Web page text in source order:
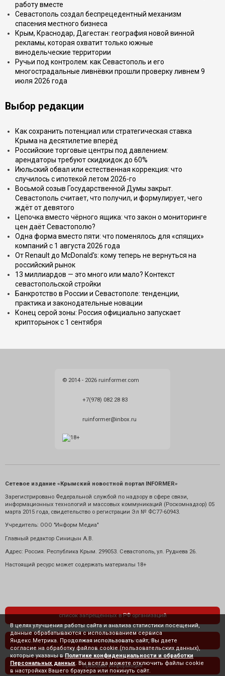
работу вместе
Севастополь создал беспрецедентный механизм
спасения местного бизнеса
Крым, Краснодар, Дагестан: география новой винной
рекламы, которая охватит только южные
винодельческие территории
Ручьи под контролем: как Севастополь и его
многострадальные ливнёвки прошли проверку ливнем 9
июля 2026 года
Выбор редакции
Как сохранить потенциал или стратегическая ставка
Крыма на десятилетие вперёд
Российские торговые центры под давлением:
арендаторы требуют скидкидок до 60%
Июльский обвал или естественная коррекция: что
случилось с ипотекой летом 2026-го
Восьмой созыв Государственной Думы закрыт.
Севастополь считает, что получил, и формулирует, чего
ждёт от девятого
Цепочка вместо чёрного ящика: что закон о мониторинге
цен даёт Севастополю?
Одна форма вместо пяти: что поменялось для «спящих»
компаний с 1 августа 2026 года
От Renault до McDonald's: кому теперь не вернуться на
российский рынок
13 миллиардов — это много или мало? Контекст
севастопольской стройки
Банкротство в России и Севастополе: тенденции,
практика и законодательные новации
Конец серой зоны: Россия официально запускает
крипторынок с 1 сентября
© 2014 - 2026 ruinformer.com
+7(978) 082 28 83
ruinformer@inbox.ru
Сетевое издание «Крымский новостной портал INFORMER»
Зарегистрировано Федеральной службой по надзору в сфере связи,
информационных технологий и массовых коммуникаций (Роскомнадзор) 05
марта 2015 года, свидетельство о регистрации Эл № ФС77-60943.
Учредитель: ООО "Информ Медиа"
Главный редактор Синицын А.В.
Адрес: Россия. Республика Крым. 299053. Севастополь, ул. Руднева 26.
Настоящий ресурс может содержать материалы 18+
список запрещенных в РФ организаций
политика конфиденциальности
правовая информация
В целях улучшения работы сайта и анализа статистики посещений,
данные обрабатываются с использованием сервиса
Яндекс.Метрика. Продолжая использовать сайт, Вы даете
согласие на обработку файлов cookie (пользовательских данных),
которые указаны в Политике конфиденциальности и обработки
Персональных данных . Вы всегда можете отключить файлы cookie
в настройках Вашего браузера или покинуть сайт.